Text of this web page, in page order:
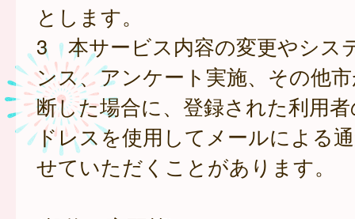
とします。
3 本サービス内容の変更やシス
ンス、アンケート実施、その他
断した場合に、登録された利用
ドレスを使用してメールによる
せていただくことがあります。